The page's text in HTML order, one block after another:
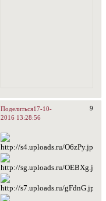
Поделиться 9
17-10-
2016 13:28:56